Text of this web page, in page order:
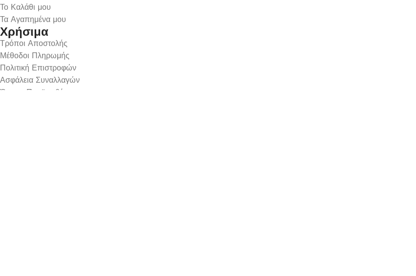
Το Καλάθι μου
Τα Αγαπημένα μου
Χρήσιμα
Τρόποι Αποστολής
Μέθοδοι Πληρωμής
Πολιτική Επιστροφών
Ασφάλεια Συναλλαγών
Όροι & Προϋποθέσεις